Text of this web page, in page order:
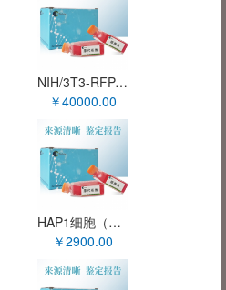
NIH/3T3-RFP-FAP细胞（稳定表达红色荧光蛋白与成纤维细胞激活蛋白α小鼠胚胎成纤维细胞）XY-M053R-SL
￥40000.00
HAP1细胞（人慢性髓性白血病细胞）XY-H1765
￥2900.00